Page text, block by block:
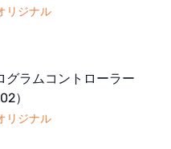
リジナル
グラムコントローラー
）
リジナル